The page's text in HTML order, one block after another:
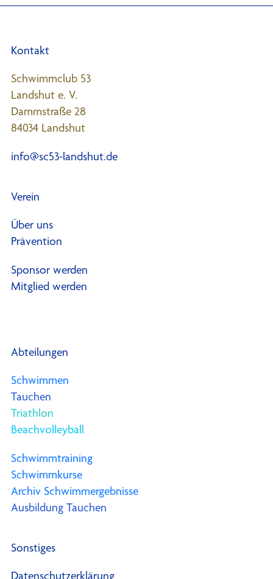
Kontakt
Schwimmclub 53
Landshut e. V.
Dammstraße 28
84034 Landshut
info@sc53-landshut.de
Verein
Über uns
Prävention
Sponsor werden
Mitglied werden
Abteilungen
Schwimmen
Tauchen
Triathlon
Beachvolleyball
Schwimmtraining
Schwimmkurse
Archiv Schwimmergebnisse
Ausbildung Tauchen
Sonstiges
Datenschutzerklärung